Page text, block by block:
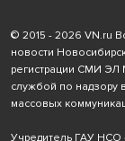
© 2015 - 2026 VN.ru
новости
регистрации СМИ ЭЛ
службой по надзору
массовых
Учредитель ГАУ НСО